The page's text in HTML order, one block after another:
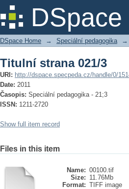
Titulní strana 021/3
DSpace Home → Speciální pedagogika →
Titulní strana 021/3
URI: http://dspace.specpeda.cz/handle/0/
Date: 2011
Časopis: Speciální pedagogika - 21;3
ISSN: 1211-2720
Show full item record
Files in this item
Name: 00100.tif
Size: 11.76Mb
Format: TIFF image